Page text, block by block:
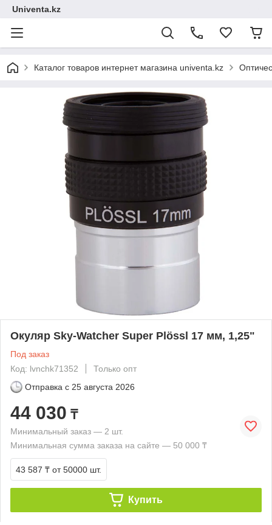
Univenta.kz
Каталог товаров интернет магазина univenta.kz
Окуляр Sky-Watcher Super Plössl 17 мм, 1,25"
Под заказ
Код: lvnchk71352
Только опт
Отправка с 25 августа 2026
44 030 ₸
Минимальный заказ — 2 шт.
Минимальная сумма заказа на сайте — 50 000 ₸
43 587 ₸ от 50000 шт.
Купить